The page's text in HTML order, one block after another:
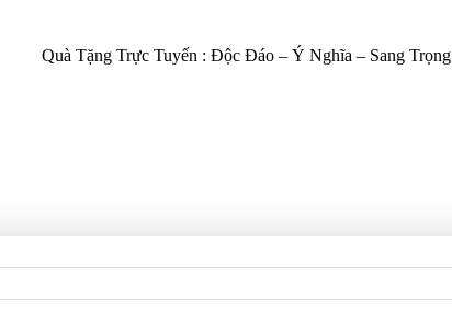
Quà Tặng Trực Tuyến : Độc Đáo – Ý Nghĩa – Sang Trọng